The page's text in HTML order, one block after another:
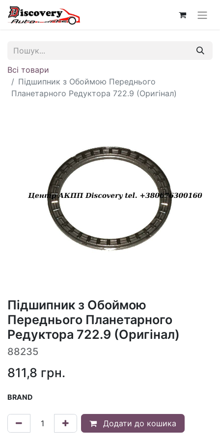
Всі товари
Підшипник з Обоймою Переднього
Планетарного Редуктора 722.9 (Оригінал)
Підшипник з Обоймою
Переднього Планетарного
Редуктора 722.9 (Оригінал)
88235
811,8 грн.
BRAND
Додати до кошика